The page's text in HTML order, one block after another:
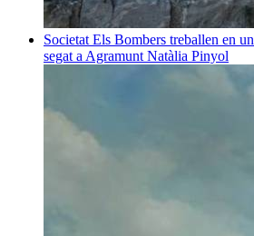
Societat Els Bombers treballen en
segat a Agramunt Natàlia Pinyol